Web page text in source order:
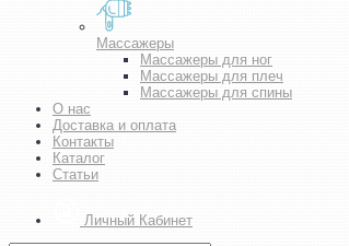
Массажеры
Массажеры для ног
Массажеры для плеч
Массажеры для спины
О нас
Доставка и оплата
Контакты
Каталог
Статьи
Личный Кабинет